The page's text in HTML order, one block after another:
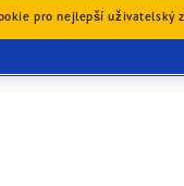
protože
pro nejlepší uživatelský